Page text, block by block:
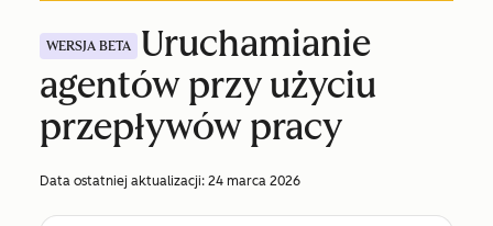
WERSJA BETA
Uruchamianie
agentów przy użyciu
przepływów pracy
Data ostatniej aktualizacji: 24 marca 2026